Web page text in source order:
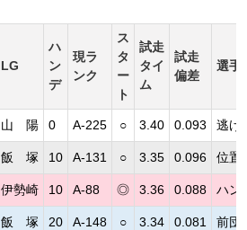
LG
ハ
ン
デ
現ラ
ンク
ス
タ
ー
ト
試走
タイ
ム
試走
偏差
選手
山 陽 0 A-225 ○ 3.40 0.093 逃げ
飯 塚 10 A-131 ○ 3.35 0.096 位置
伊勢崎 10 A-88 ◎ 3.36 0.088 ハン
飯 塚 20 A-148 ○ 3.34 0.081 前団